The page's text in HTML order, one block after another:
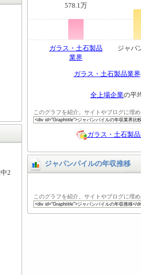
2
578.1万
ガラス・土石製品
業界
ジャパ
ガラス・土石製品業界
全上場企業の平
このグラフを紹介。サイトやブログに埋
ガラス・土石製
ジャパンパイルの年収推移
このグラフを紹介。サイトやブログに埋